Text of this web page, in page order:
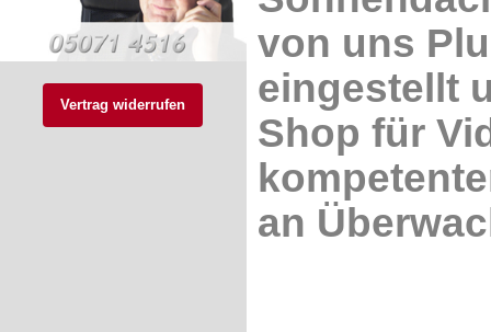
Vertrag widerrufen
von uns
eingestellt
Shop für
an